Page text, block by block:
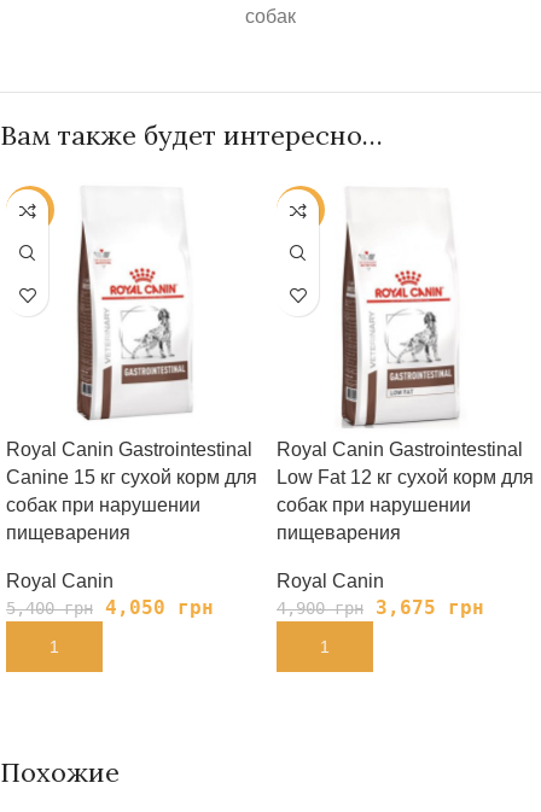
собак
Вам также будет интересно…
-25%
Royal Canin Gastrointestinal
Canine 15 кг сухой корм для
собак при нарушении
пищеварения
Royal Canin
5,400грн 4,050 грн
В КОРЗИНУ
-25%
Royal Canin Gastrointestinal
Low Fat 12 кг сухой корм для
собак при нарушении
пищеварения
Royal Canin
4,900грн 3,675 грн
В КОРЗИНУ
Похожие